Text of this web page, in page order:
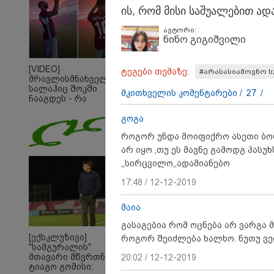
არის
ეჭვი,
კატალონიელთა
მთავარ მწვრთნელს
[VIDEO]
მრავლისმნახველი
სალაჰიც შოკში
ჩააგდეს - რა
ეგვიპტელი
ფეხბურთელის
წარდგენისას
[ექსკლუზივი]
"სამგურალის"
მთავარი მწვრთნელი
ტიაგო გომისი:
ის, რომ მისი სა­შუ­ა­ლე­ბით
ავტორი:
ნინო გიგიშვილი
ტეგები თემაზე: #არასასიამოვნო
მკითხველის კომენტარები / 27 /
გოგა
როგორ უნდა მოიფიქრო ასეთი
არ იყო ,თუ ეს მავნე გამოდგ
,,სირცვილო,,ადამიანებო
17:48 / 12-12-2019
მაია
გასაგებია რომ ოცნება არ ვარგა
როგორ შეიძლება ხალხო. ნუთუ
20:02 / 12-12-2019